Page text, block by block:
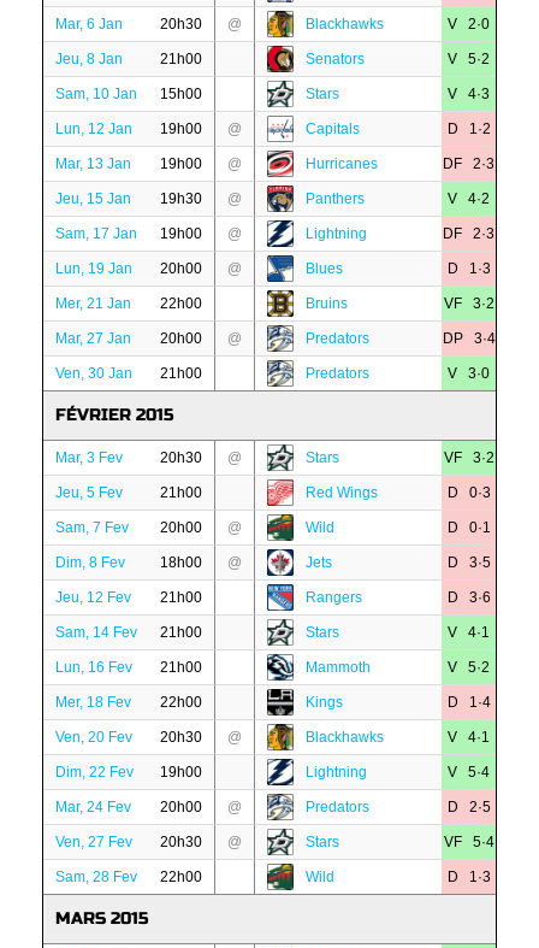
Mar, 6 Jan 20h30 @ Blackhawks V 2·0
Jeu, 8 Jan 21h00 Senators V 5·2
Sam, 10 Jan 15h00 Stars V 4·3
Lun, 12 Jan 19h00 @ Capitals D 1·2
Mar, 13 Jan 19h00 @ Hurricanes DF 2·3
Jeu, 15 Jan 19h30 @ Panthers V 4·2
Sam, 17 Jan 19h00 @ Lightning DF 2·3
Lun, 19 Jan 20h00 @ Blues D 1·3
Mer, 21 Jan 22h00 Bruins VF 3·2
Mar, 27 Jan 20h00 @ Predators DP 3·4
Ven, 30 Jan 21h00 Predators V 3·0
FÉVRIER 2015
Mar, 3 Fev 20h30 @ Stars VF 3·2
Jeu, 5 Fev 21h00 Red Wings D 0·3
Sam, 7 Fev 20h00 @ Wild D 0·1
Dim, 8 Fev 18h00 @ Jets D 3·5
Jeu, 12 Fev 21h00 Rangers D 3·6
Sam, 14 Fev 21h00 Stars V 4·1
Lun, 16 Fev 21h00 Mammoth V 5·2
Mer, 18 Fev 22h00 Kings D 1·4
Ven, 20 Fev 20h30 @ Blackhawks V 4·1
Dim, 22 Fev 19h00 Lightning V 5·4
Mar, 24 Fev 20h00 @ Predators D 2·5
Ven, 27 Fev 20h30 @ Stars VF 5·4
Sam, 28 Fev 22h00 Wild D 1·3
MARS 2015